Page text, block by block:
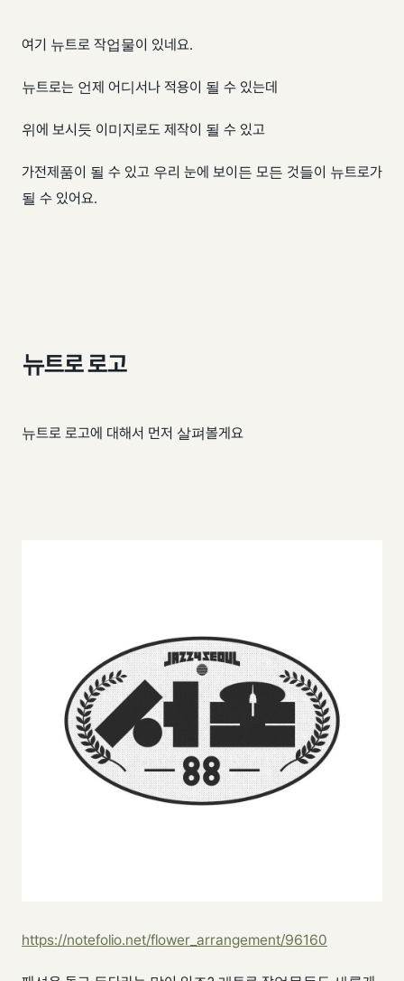
여기 뉴트로 작업물이 있네요.
뉴트로는 언제 어디서나 적용이 될 수 있는데
위에 보시듯 이미지로도 제작이 될 수 있고
가전제품이 될 수 있고 우리 눈에 보이든 모든 것들이 뉴트로가
될 수 있어요.
뉴트로 로고
뉴트로 로고에 대해서 먼저 살펴볼게요
https://notefolio.net/flower_arrangement/96160